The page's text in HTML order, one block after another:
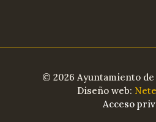
© 2026 Ayuntamiento de
Diseño web:
Acceso